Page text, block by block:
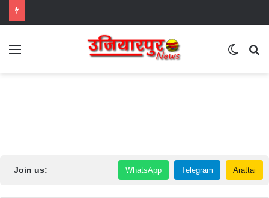
Join us: WhatsApp Telegram Arattai